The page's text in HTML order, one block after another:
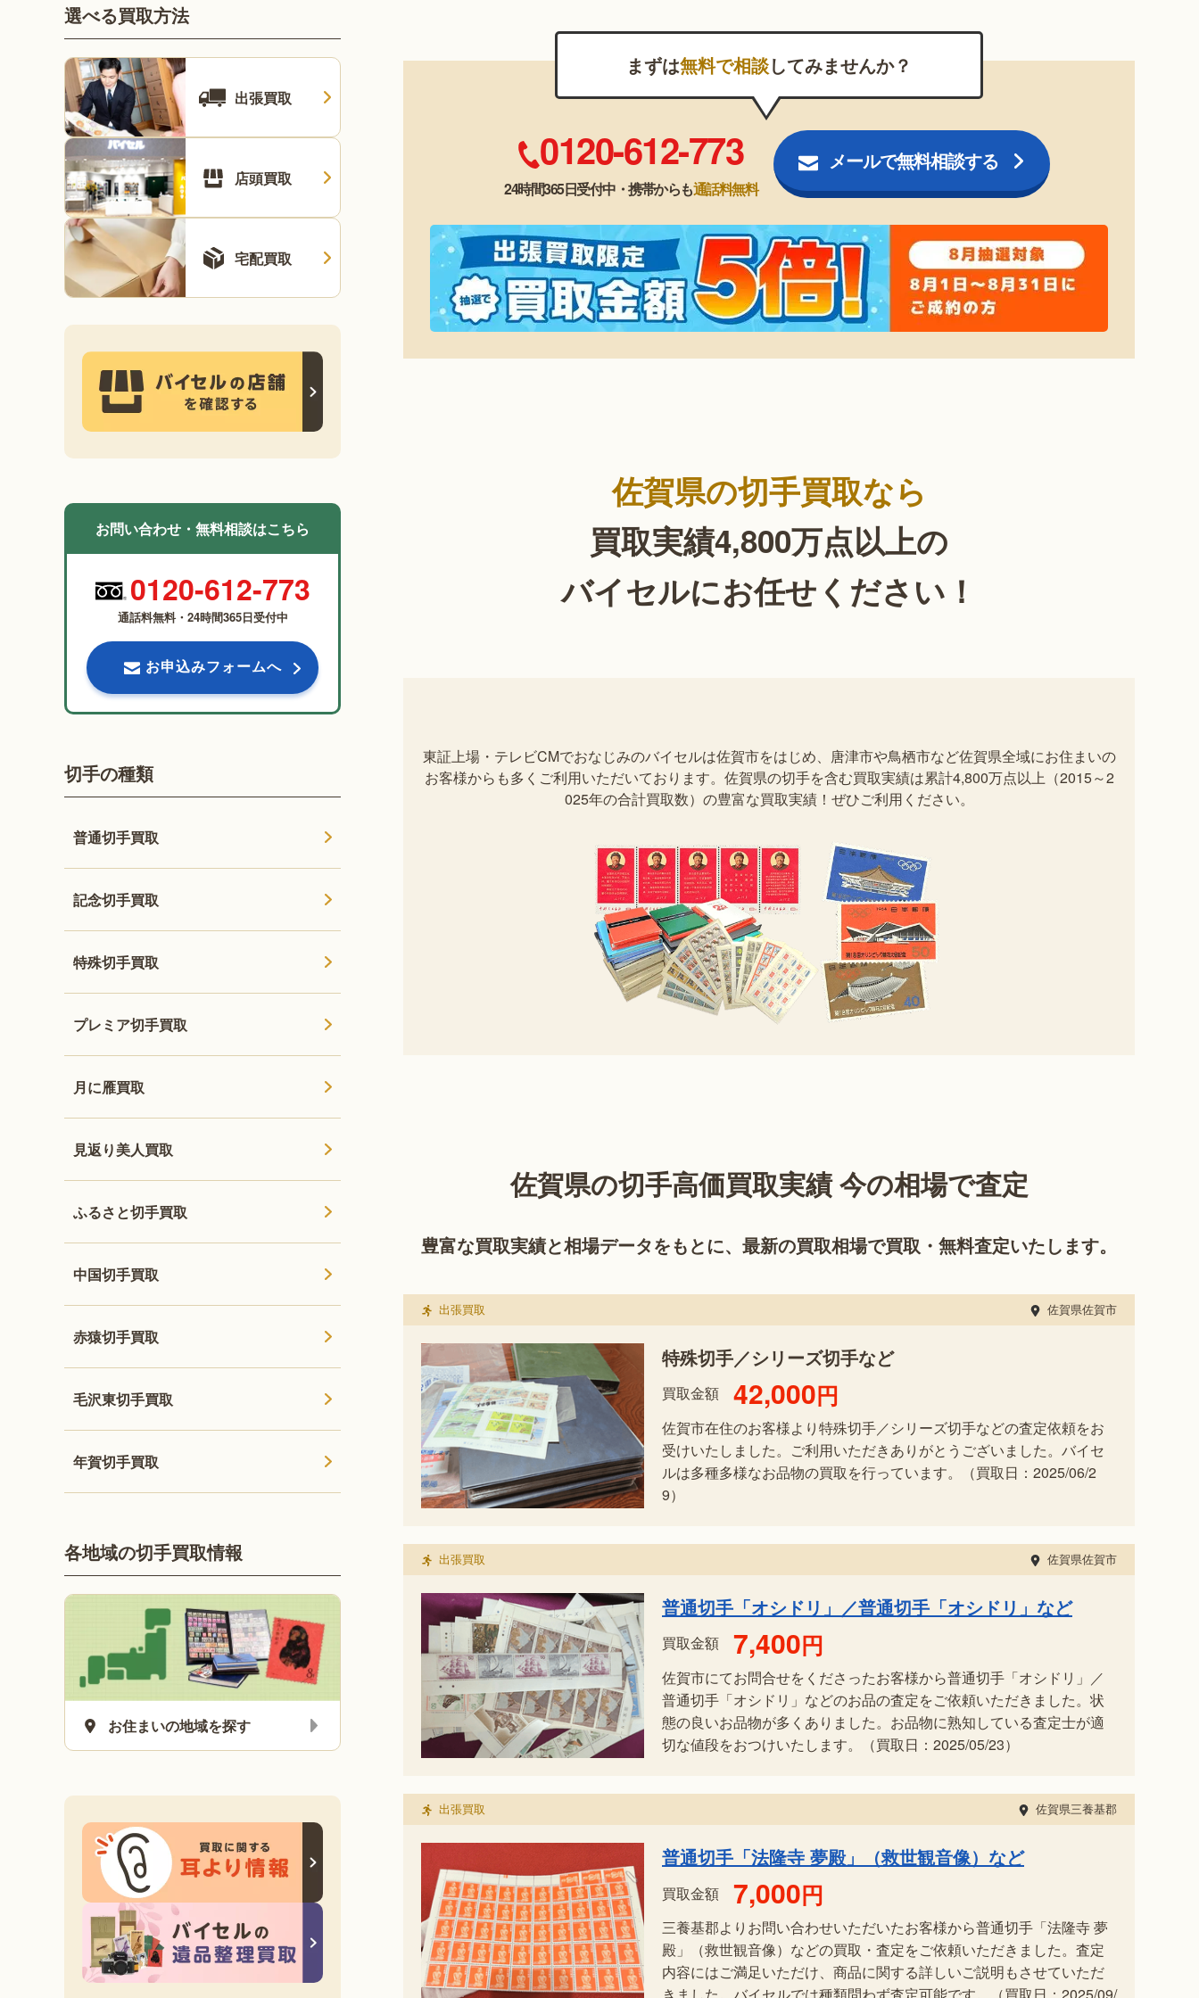
まずは無料で相談してみませんか？
0120-612-773
24時間365日受付中・携帯からも通話料無料
メールで無料相談する
佐賀県の切手買取なら
買取実績4,800万点以上の
バイセルにお任せください！
東証上場・テレビCMでおなじみのバイセルは佐賀市をはじめ、唐津市や鳥栖市など佐賀県全域にお住まいの
お客様からも多くご利用いただいております。佐賀県の切手を含む買取実績は累計4,800万点以上（2015～2
025年の合計買取数）の豊富な買取実績！ぜひご利用ください。
佐賀県の切手高価買取実績 今の相場で査定
豊富な買取実績と相場データをもとに、最新の買取相場で買取・無料査定いたします。
出張買取 佐賀県佐賀市
特殊切手／シリーズ切手など
買取金額 42,000円
佐賀市在住のお客様より特殊切手／シリーズ切手などの査定依頼をお
受けいたしました。ご利用いただきありがとうございました。バイセ
ルは多種多様なお品物の買取を行っています。（買取日：2025/06/2
9）
出張買取 佐賀県佐賀市
普通切手「オシドリ」／普通切手「オシドリ」など
買取金額 7,400円
佐賀市にてお問合せをくださったお客様から普通切手「オシドリ」／
普通切手「オシドリ」などのお品の査定をご依頼いただきました。状
態の良いお品物が多くありました。お品物に熟知している査定士が適
切な値段をおつけいたします。（買取日：2025/05/23）
出張買取 佐賀県三養基郡
普通切手「法隆寺 夢殿」（救世観音像）など
買取金額 7,000円
三養基郡よりお問い合わせいただいたお客様から普通切手「法隆寺 夢
殿」（救世観音像）などの買取・査定をご依頼いただきました。査定
内容にはご満足いただけ、商品に関する詳しいご説明もさせていただ
選べる買取方法
出張買取
店頭買取
宅配買取
お問い合わせ・無料相談はこちら
0120-612-773
通話料無料・24時間365日受付中
お申込みフォームへ
切手の種類
普通切手買取
記念切手買取
特殊切手買取
プレミア切手買取
月に雁買取
見返り美人買取
ふるさと切手買取
中国切手買取
赤猿切手買取
毛沢東切手買取
年賀切手買取
各地域の切手買取情報
お住まいの地域を探す